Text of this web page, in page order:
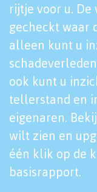
rijtje voor u.
gecheckt waar
alleen kunt u
ook kunt u
tellerstand en
eigenaren.
wilt zien en
één klik op de
basisrapport.